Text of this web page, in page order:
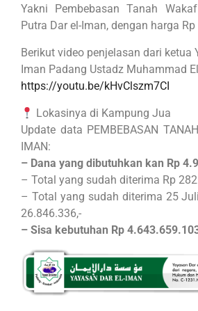
Yakni Pembebasan Tanah
Putra Dar el-Iman, dengan harga
Berikut video penjelasan dari ketua
Iman Padang Ustadz Muhammad
https://youtu.be/kHvClszm7CI
Lokasinya di Kampung Jua
Update data PEMBEBASAN
IMAN:
– Dana yang dibutuhkan kan Rp
– Total yang sudah diterima Rp
– Total yang sudah diterima 25
26.846.336,-
– Sisa kebutuhan Rp